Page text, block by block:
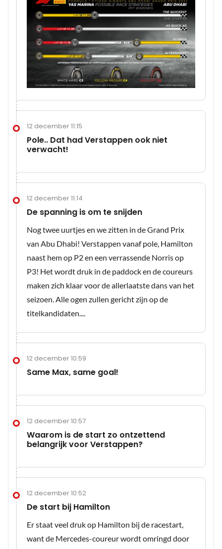
12 december 11:15
Pole.. Dat had Verstappen ook niet
verwacht!
12 december 11:14
De spanning is om te snijden
Nog twee uurtjes en we zitten in de Grand Prix
van Abu Dhabi! Verstappen vanaf pole, Hamilton
naast hem op P2 en een verrassende Norris op
P3! Het wordt druk in de paddock en de coureurs
maken zich klaar voor de allerlaatste dans van het
seizoen. Alle ogen zullen gericht zijn op de
titelkandidaten....
12 december 10:59
Same Max, same goal!
12 december 10:57
Waarom is de start zo ontzettend
belangrijk voor Verstappen?
12 december 10:52
De start bij Hamilton
Er staat veel druk op Hamilton bij de racestart,
want de Mercedes-coureur wordt omringd door